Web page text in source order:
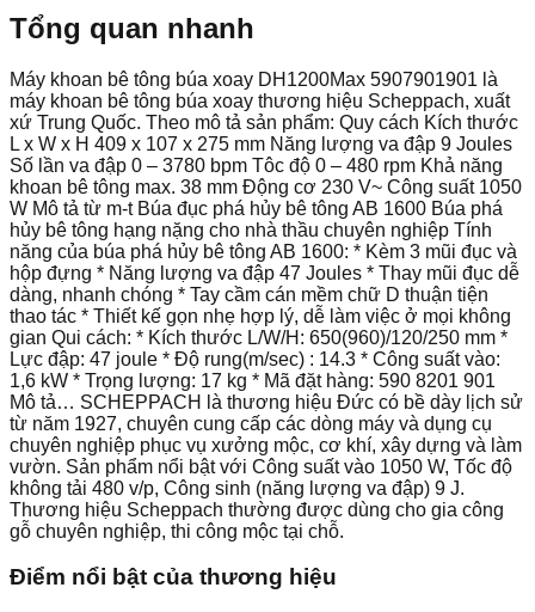
Tổng quan nhanh
Máy khoan bê tông búa xoay DH1200Max 5907901901 là
máy khoan bê tông búa xoay thương hiệu Scheppach, xuất
xứ Trung Quốc. Theo mô tả sản phẩm: Quy cách Kích thước
L x W x H 409 x 107 x 275 mm Năng lượng va đập 9 Joules
Số lần va đập 0 – 3780 bpm Tôc độ 0 – 480 rpm Khả năng
khoan bê tông max. 38 mm Động cơ 230 V~ Công suất 1050
W Mô tả từ m-t Búa đục phá hủy bê tông AB 1600 Búa phá
hủy bê tông hạng nặng cho nhà thầu chuyên nghiệp Tính
năng của búa phá hủy bê tông AB 1600: * Kèm 3 mũi đục và
hộp đựng * Năng lượng va đập 47 Joules * Thay mũi đục dễ
dàng, nhanh chóng * Tay cầm cán mềm chữ D thuận tiện
thao tác * Thiết kế gọn nhẹ hợp lý, dễ làm việc ở mọi không
gian Qui cách: * Kích thước L/W/H: 650(960)/120/250 mm *
Lực đập: 47 joule * Độ rung(m/sec) : 14.3 * Công suất vào:
1,6 kW * Trọng lượng: 17 kg * Mã đặt hàng: 590 8201 901
Mô tả… SCHEPPACH là thương hiệu Đức có bề dày lịch sử
từ năm 1927, chuyên cung cấp các dòng máy và dụng cụ
chuyên nghiệp phục vụ xưởng mộc, cơ khí, xây dựng và làm
vườn. Sản phẩm nổi bật với Công suất vào 1050 W, Tốc độ
không tải 480 v/p, Công sinh (năng lượng va đập) 9 J.
Thương hiệu Scheppach thường được dùng cho gia công
gỗ chuyên nghiệp, thi công mộc tại chỗ.
Điểm nổi bật của thương hiệu